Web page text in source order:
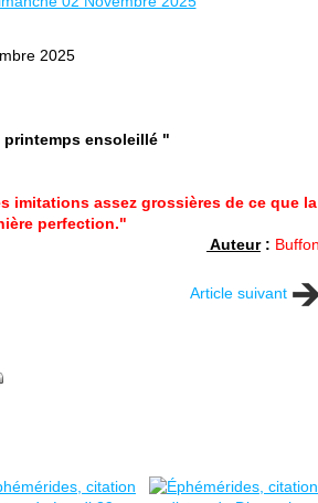
2025
ensoleillé "
imitations assez grossières de ce que la
perfection."
Auteur: Buffon
Article suivant